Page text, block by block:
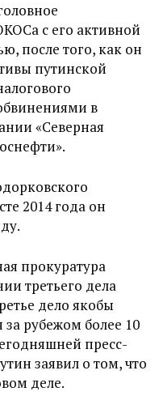
с его активной
после того, как он
путинской
в
«Северная
2014 года он
прокуратура
третьего дела
дело якобы
рубежом более 10
пресс-
заявил о том, что
деле.